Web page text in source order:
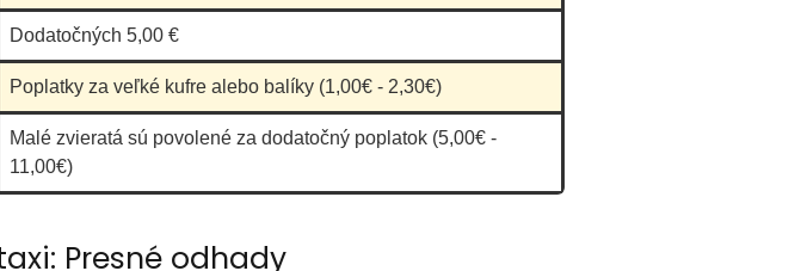
Dodatočných 5,00 €
Poplatky za veľké kufre alebo balíky (1,00€ - 2,30€)
Malé zvieratá sú povolené za dodatočný poplatok (5,00€ -
11,00€)
Presné odhady